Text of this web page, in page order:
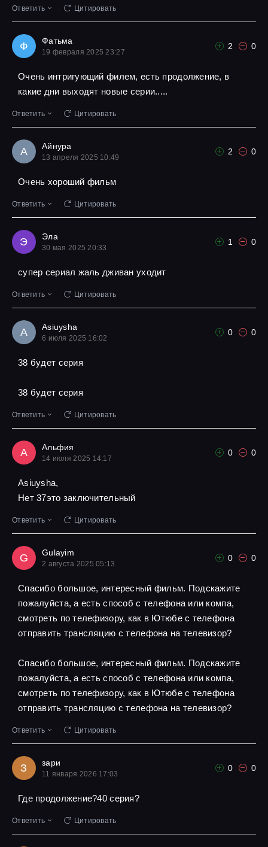
Ответить Цитировать
Ф Фатьма
19 февраля 2025 23:27
2 0
Очень интригующий филем, есть продолжение, в
какие дни выходят новые серии.....
Ответить Цитировать
А Айнура
13 апреля 2025 10:49
2 0
Очень хороший фильм
Ответить Цитировать
Э Эла
30 мая 2025 20:33
1 0
супер сериал жаль дживан уходит
Ответить Цитировать
A Asiuysha
6 июля 2025 16:02
0 0
38 будет серия
38 будет серия
Ответить Цитировать
А Альфия
14 июля 2025 14:17
0 0
Asiuysha,
Нет 37это заключительный
Ответить Цитировать
G Gulayim
2 августа 2025 05:13
0 0
Спасибо большое, интересный фильм. Подскажите
пожалуйста, а есть способ с телефона или компа,
смотреть по телефизору, как в Ютюбе с телефона
отправить трансляцию с телефона на телевизор?
Спасибо большое, интересный фильм. Подскажите
пожалуйста, а есть способ с телефона или компа,
смотреть по телефизору, как в Ютюбе с телефона
отправить трансляцию с телефона на телевизор?
Ответить Цитировать
З зари
11 января 2026 17:03
0 0
Где продолжение?40 серия?
Ответить Цитировать